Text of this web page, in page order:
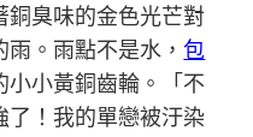
銅臭味的金色光芒對
雨。雨點不是水，包
小小黃銅齒輪。「不
了！我的單戀被汙染